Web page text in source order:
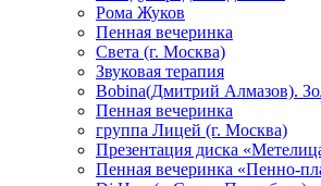
Рома Жуков
Пенная вечеринка
Света (г. Москва)
Звуковая терапия
Bobina(Дмитрий Алмазов).
Пенная вечеринка
группа Лицей (г. Москва)
Презентация диска
Пенная вечеринка «Пенно-